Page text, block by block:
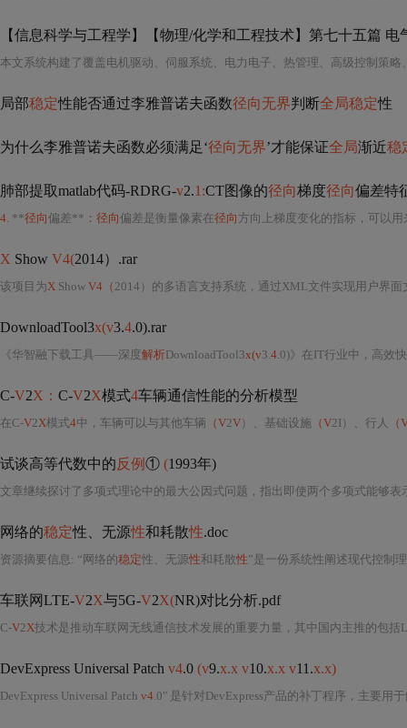
局部稳定性能否通过李雅普诺夫函数径向无界判断全局稳定性
为什么李雅普诺夫函数必须满足‘径向无界’才能保证全局渐近稳
肺部提取matlab代码-RDRG-v2.1:CT图像的径向梯度径向偏差特
4. **径向偏差** ：径向偏差是衡量像素在径向方向上梯度变化的指标，可以
X Show V4(2014）.rar
该项目为X Show V4（ 2014）的多语言支持系统，通过XML文件实现用户界面文本的本地化，覆盖阿拉伯语、英语、西班牙语、波斯语和法语等
DownloadTool3x(v3.4.0).rar
《华智融下载工具——深度解析DownloadTool3x(v3.4.0)》在IT行业中，高效
C-V2X： C-V2X模式4车辆通信性能的分析模型
在C-V2X模式4中，车辆可以与其他车辆 （V2V）、基础设施 （V2I）、行人 （
试谈高等代数中的反例① (1993年)
文章继续探讨了多项式理论中的最大公因式问题，指出即使两个多项式能够表
网络的稳定性、无源性和耗散性.doc
资源摘要信息: “网络的稳定性、无源性和耗散性”是一份系统性阐述现代控制理论与网络化动态系统分析核心概念的专业技术文档，其内
车联网LTE-V2X与5G-V2X(NR)对比分析.pdf
C-V2X技术是推动车联网无线通信技术发展的重要力量，其中国内主推的包括
DevExpress Universal Patch v4.0 (v9.x.x v10.x.x v11.x.x)
DevExpress Universal Patch v4.0" 是针对DevExpress产品的补丁程序，主要用